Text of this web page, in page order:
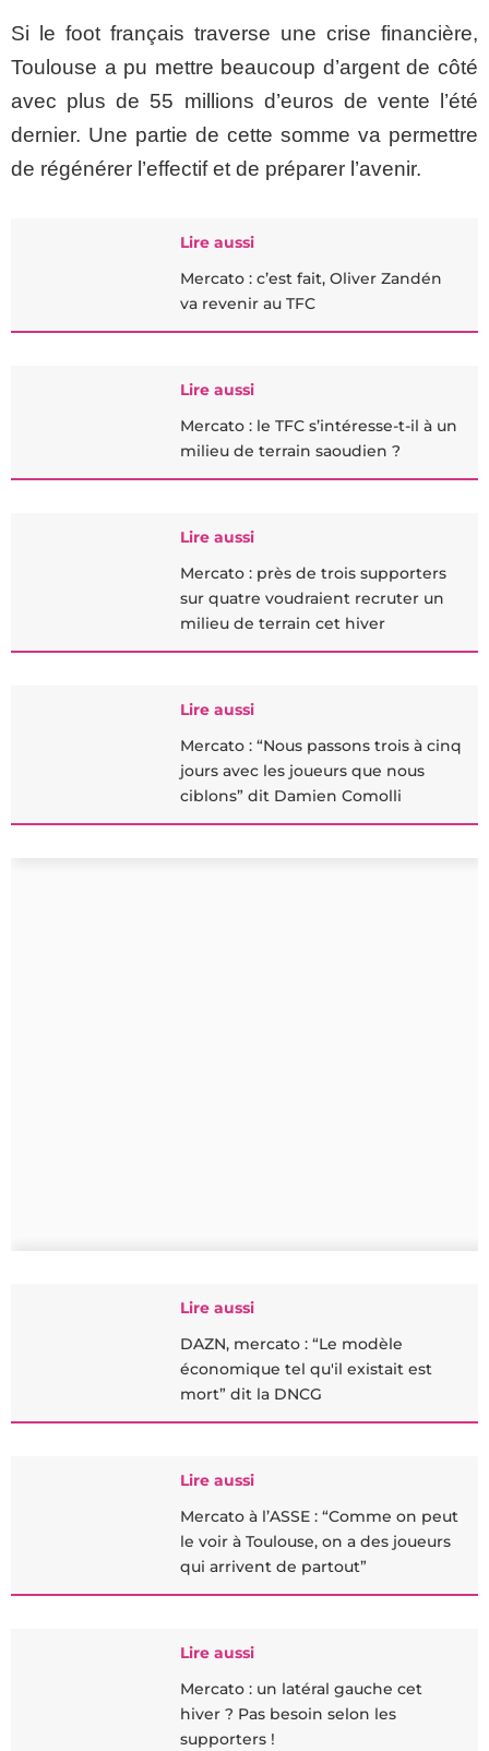
Si le foot français traverse une crise financière,
Toulouse a pu mettre beaucoup d’argent de côté
avec plus de 55 millions d’euros de vente l’été
dernier. Une partie de cette somme va permettre
de régénérer l’effectif et de préparer l’avenir.
Lire aussi
Mercato : c’est fait, Oliver Zandén
va revenir au TFC
Lire aussi
Mercato : le TFC s’intéresse-t-il à un
milieu de terrain saoudien ?
Lire aussi
Mercato : près de trois supporters
sur quatre voudraient recruter un
milieu de terrain cet hiver
Lire aussi
Mercato : “Nous passons trois à cinq
jours avec les joueurs que nous
ciblons” dit Damien Comolli
Lire aussi
DAZN, mercato : “Le modèle
économique tel qu'il existait est
mort” dit la DNCG
Lire aussi
Mercato à l’ASSE : “Comme on peut
le voir à Toulouse, on a des joueurs
qui arrivent de partout”
Lire aussi
Mercato : un latéral gauche cet
hiver ? Pas besoin selon les
supporters !